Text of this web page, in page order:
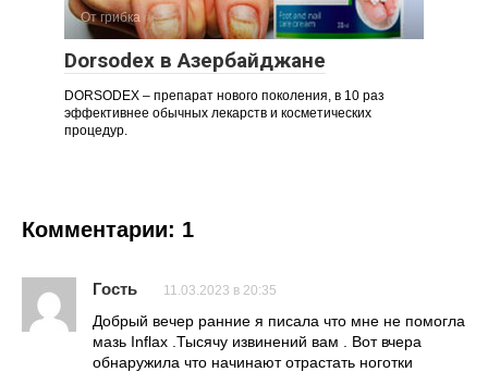
От грибка
Dorsodex в Азербайджане
DORSODEX – препарат нового поколения, в 10 раз
эффективнее обычных лекарств и косметических
процедур.
Комментарии: 1
Гость 11.03.2023 в 20:35
Добрый вечер ранние я писала что мне не помогла
мазь Inflax .Тысячу извинений вам . Вот вчера
обнаружила что начинают отрастать ноготки